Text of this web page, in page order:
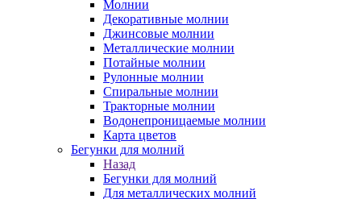
Молнии
Декоративные молнии
Джинсовые молнии
Металлические молнии
Потайные молнии
Рулонные молнии
Спиральные молнии
Тракторные молнии
Водонепроницаемые молнии
Карта цветов
Бегунки для молний
Назад
Бегунки для молний
Для металлических молний